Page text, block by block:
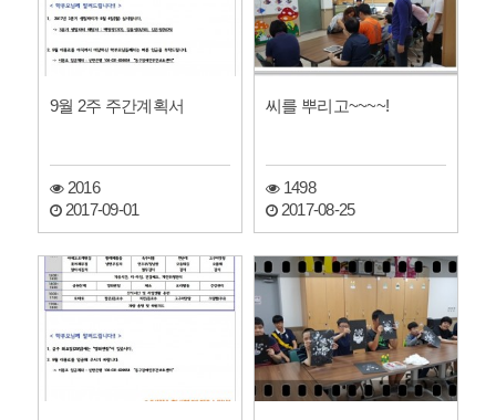
9월 2주 주간계획서
2016
2017-09-01
씨를 뿌리고~~~~!
1498
2017-08-25